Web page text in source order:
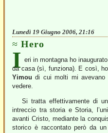
Lunedì 19 Giugno 2006, 21:16
Hero
I eri in montagna ho
da casa (sì, funziona). E così,
Yimou di cui molti mi avevano
vedere.
Si tratta effettivamente di
intreccio tra storia e Storia,
avanti Cristo, mediante la
storico è raccontato però da